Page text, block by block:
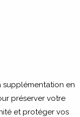
supplémentation en
préserver votre
et protéger vos